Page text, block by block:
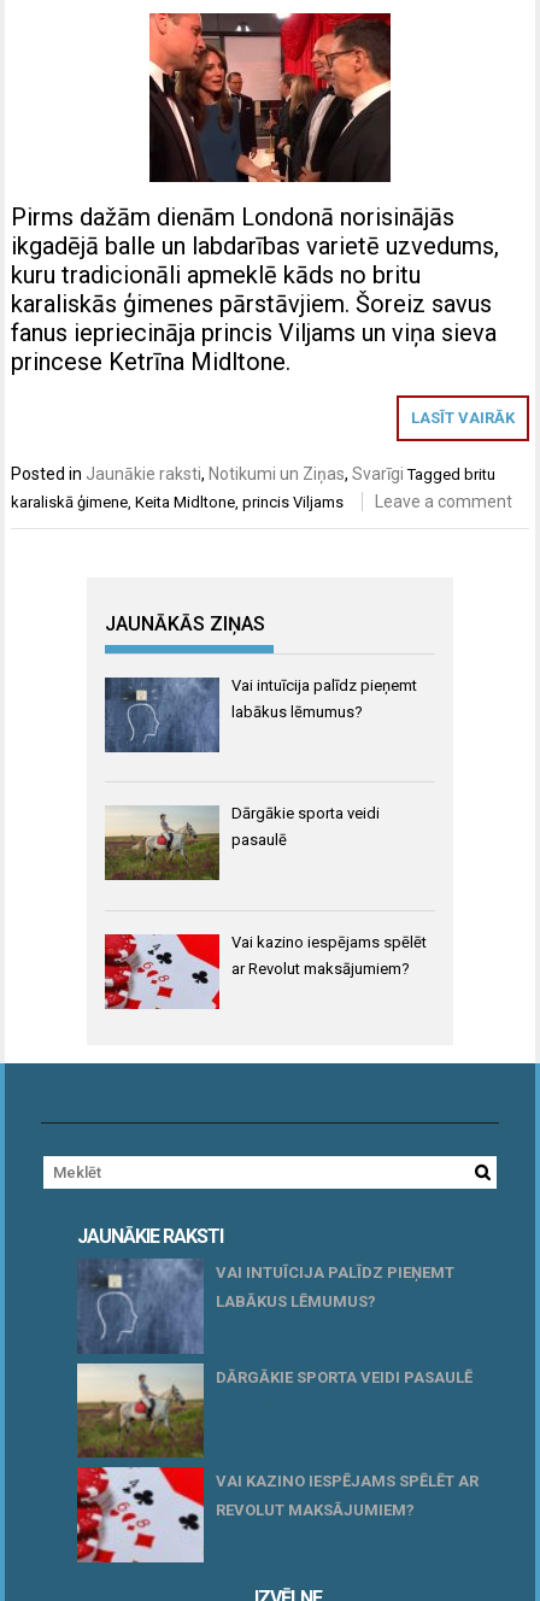
Pirms dažām dienām Londonā norisinājās
ikgadējā balle un labdarības varietē uzvedums,
kuru tradicionāli apmeklē kāds no britu
karaliskās ģimenes pārstāvjiem. Šoreiz savus
fanus iepriecināja princis Viljams un viņa sieva
princese Ketrīna Midltone.
LASĪT VAIRĀK
Posted in Jaunākie raksti, Notikumi un Ziņas,Svarīgi Tagged britu
karaliskā ģimene,Keita Midltone,princis Viljams Leave a comment
JAUNĀKĀS ZIŅAS
Vai intuīcija palīdz pieņemt
labākus lēmumus?
Dārgākie sporta veidi
pasaulē
Vai kazino iespējams spēlēt
ar Revolut maksājumiem?
JAUNĀKIE RAKSTI
VAI INTUĪCIJA PALĪDZ PIEŅEMT
LABĀKUS LĒMUMUS?
DĀRGĀKIE SPORTA VEIDI PASAULĒ
VAI KAZINO IESPĒJAMS SPĒLĒT AR
REVOLUT MAKSĀJUMIEM?